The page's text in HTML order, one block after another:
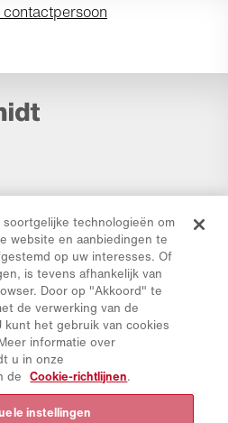
technologieën om
website en aanbiedingen te
op uw interesses. Of
is tevens afhankelijk van
Door op "Akkoord" te
de verwerking van de
het gebruik van cookies
informatie over
u in onze
de Cookie-richtlijnen.
instellingen